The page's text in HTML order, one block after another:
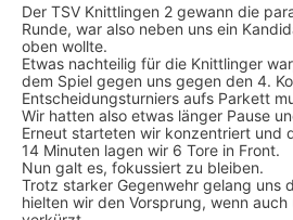
Der TSV Knittlingen 2 gewann die
Runde, war also neben uns ein
oben wollte.
Etwas nachteilig für die Knittlinger
dem Spiel gegen uns gegen den 4.
Entscheidungsturniers aufs Parkett
Wir hatten also etwas länger Pause
Erneut starteten wir konzentriert und
14 Minuten lagen wir 6 Tore in Front.
Nun galt es, fokussiert zu bleiben.
Trotz starker Gegenwehr gelang uns
hielten wir den Vorsprung, wenn auch